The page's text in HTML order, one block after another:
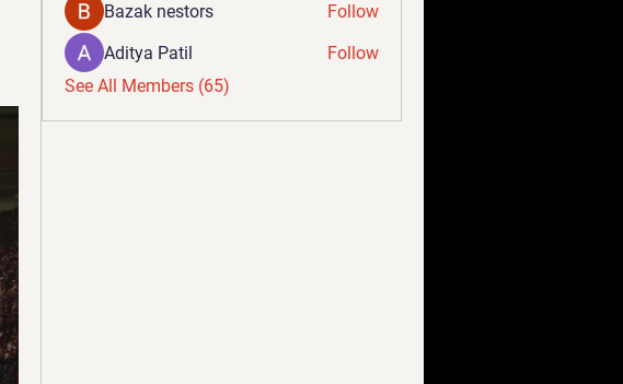
Bazak nestors
Follow
Aditya Patil
Follow
See All Members (65)